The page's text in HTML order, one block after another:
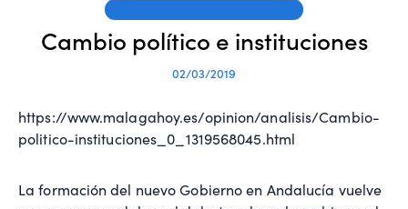
Cambio político e instituciones
02/03/2019
https://www.malagahoy.es/opinion/analisis/Cambio-
politico-instituciones_0_1319568045.html
La formación del nuevo Gobierno en Andalucía vuelve